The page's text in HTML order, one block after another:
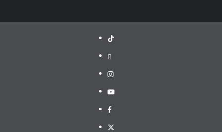
TikTok
threads
Instagram
Youtube
Facebook
X